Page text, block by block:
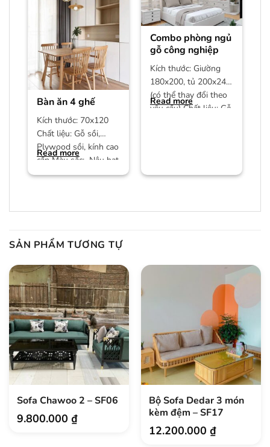
Bàn ăn 4 ghế
Kích thước: 70x120
Chất liệu: Gỗ sồi,
Plywood sồi, kính cao
cấp Màu sắc: Nâu hạt
dẻ/màu trần Bảo
Read more
Combo phòng ngủ
gỗ công nghiệp
Kích thước: Giường
180x200, tủ 200x240
(có thể thay đổi theo
yêu cầu) Chất liệu: Gỗ
Read more
SẢN PHẨM TƯƠNG TỰ
Sofa Chawoo 2 – SF06
9.800.000₫
Bộ Sofa Dedar 3 món
kèm đệm – SF17
12.200.000₫